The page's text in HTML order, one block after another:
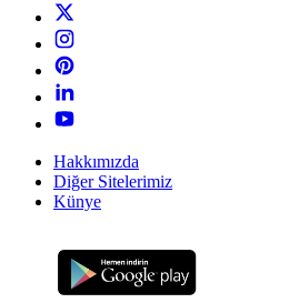
Hakkımızda
Diğer Sitelerimiz
Künye